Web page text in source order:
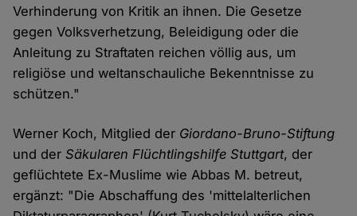
Verhinderung von Kritik an ihnen. Die Gesetze
gegen Volksverhetzung, Beleidigung oder die
Anleitung zu Straftaten reichen völlig aus, um
religiöse und weltanschauliche Bekenntnisse zu
schützen."
Werner Koch, Mitglied der Giordano-Bruno-Stiftung
und derSäkularen Flüchtlingshilfe Stuttgart, der
geflüchtete Ex-Muslime wie Abbas M. betreut,
ergänzt: "Die Abschaffung des 'mittelalterlichen